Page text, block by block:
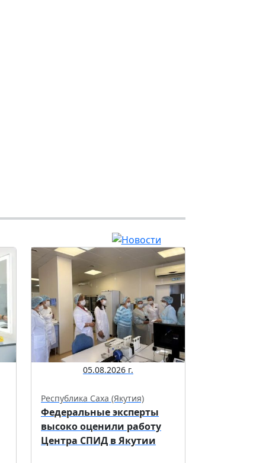
05.08.2026 г.
Республика Саха (Якутия)
Федеральные эксперты
высоко оценили работу
Центра СПИД в Якутии